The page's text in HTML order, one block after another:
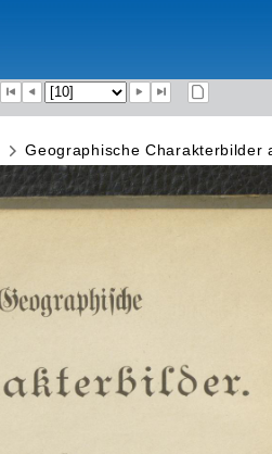
Geographische Charakterbilder